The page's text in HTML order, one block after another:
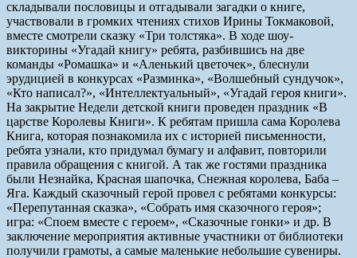
складывали пословицы и отгадывали загадки о книге,
участвовали в громких чтениях стихов Ирины Токмаковой,
вместе смотрели сказку «Три толстяка». В ходе шоу-
викторины «Угадай книгу» ребята, разбившись на две
команды «Ромашка» и «Аленький цветочек», блеснули
эрудицией в конкурсах «Разминка», «Волшебный сундучок»,
«Кто написал?», «Интеллектуальный», «Угадай героя книги».
На закрытие Недели детской книги проведен праздник «В
царстве Королевы Книги». К ребятам пришла сама Королева
Книга, которая познакомила их с историей письменности,
ребята узнали, кто придумал бумагу и алфавит, повторили
правила обращения с книгой. А так же гостями праздника
были Незнайка, Красная шапочка, Снежная королева, Баба –
Яга. Каждый сказочный герой провел с ребятами конкурсы:
«Перепутанная сказка», «Собрать имя сказочного героя»;
игра: «Споем вместе с героем», «Сказочные гонки» и др. В
заключение мероприятия активные участники от библиотеки
получили грамоты, а самые маленькие небольшие сувениры.